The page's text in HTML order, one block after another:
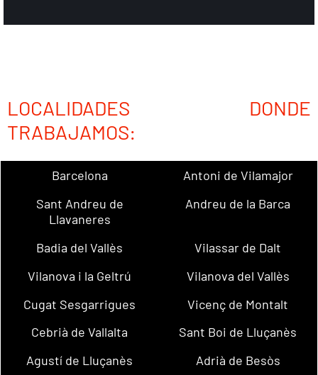
LOCALIDADES DONDE
TRABAJAMOS:
Barcelona
Antoni de Vilamajor
Sant Andreu de
Llavaneres
Andreu de la Barca
Badia del Vallès
Vilassar de Dalt
Vilanova i la Geltrú
Vilanova del Vallès
Cugat Sesgarrigues
Vicenç de Montalt
Cebrià de Vallalta
Sant Boi de Lluçanès
Agustí de Lluçanès
Adrià de Besòs